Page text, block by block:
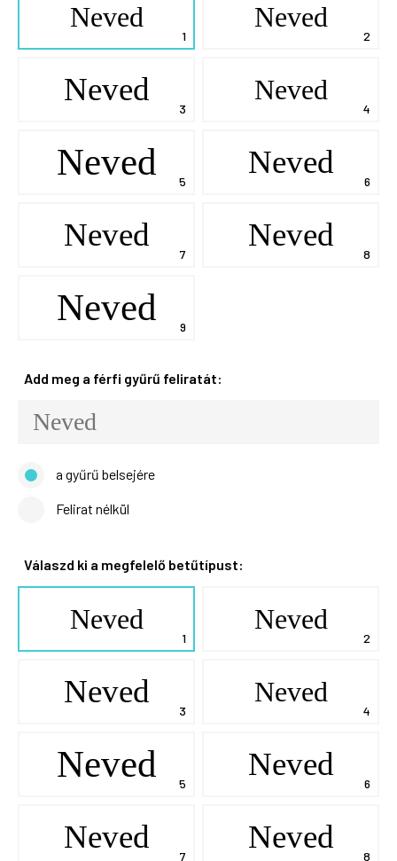
Neved Neved
Neved Neved
Neved
Neved
Neved
Neved
Neved
Add meg a férfi gyűrű feliratát:
a gyűrű belsejére
Felirat nélkül
Válaszd ki a megfelelő betűtípust:
Neved Neved
Neved Neved
Neved
Neved
Neved
Neved